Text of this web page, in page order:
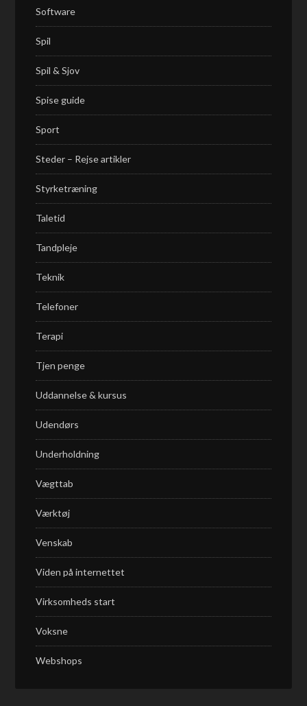
Software
Spil
Spil & Sjov
Spise guide
Sport
Steder – Rejse artikler
Styrketræning
Taletid
Tandpleje
Teknik
Telefoner
Terapi
Tjen penge
Uddannelse & kursus
Udendørs
Underholdning
Vægttab
Værktøj
Venskab
Viden på internettet
Virksomheds start
Voksne
Webshops